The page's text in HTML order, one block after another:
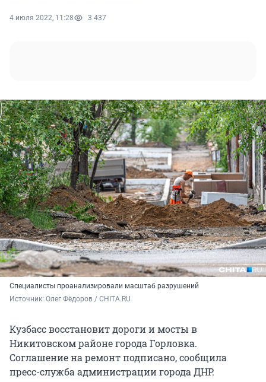
4 июля 2022, 11:28 3 437
Специалисты проанализировали масштаб разрушений
Источник: Олег Фёдоров / CHITA.RU
Кузбасс восстановит дороги и мосты в
Никитовском районе города Горловка.
Соглашение на ремонт подписано, сообщила
пресс-служба администрации города ДНР.